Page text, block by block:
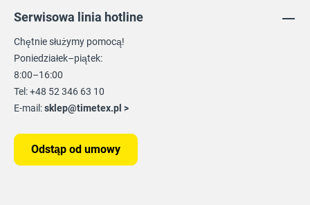
Serwisowa linia hotline
Chętnie służymy pomocą!
Poniedziałek–piątek:
8:00–16:00
Tel: +48 52 346 63 10
E-mail:sklep@timetex.pl >
Odstąp od umowy